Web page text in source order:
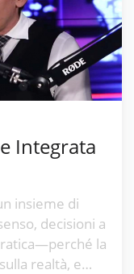
Integrata
insieme di
decisioni a
la
realtà, e